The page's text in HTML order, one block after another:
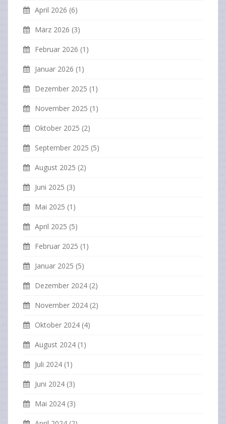
April 2026 (6)
März 2026 (3)
Februar 2026 (1)
Januar 2026 (1)
Dezember 2025 (1)
November 2025 (1)
Oktober 2025 (2)
September 2025 (5)
August 2025 (2)
Juni 2025 (3)
Mai 2025 (1)
April 2025 (5)
Februar 2025 (1)
Januar 2025 (5)
Dezember 2024 (2)
November 2024 (2)
Oktober 2024 (4)
August 2024 (1)
Juli 2024 (1)
Juni 2024 (3)
Mai 2024 (3)